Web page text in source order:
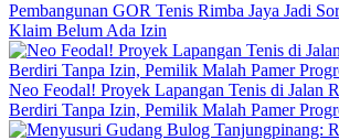
Pembangunan GOR Tenis Rimba Jaya Jadi
Klaim Belum Ada Izin
Neo Feodal! Proyek Lapangan Tenis di Jalan
Berdiri Tanpa Izin, Pemilik Malah Pamer